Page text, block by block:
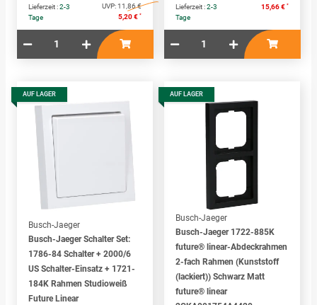
Lieferzeit :2-3
Tage
UVP:11,86 €
5,20 € *
Lieferzeit :2-3
Tage
15,66 € *
AUF LAGER
Busch-Jaeger
Busch-Jaeger Schalter Set:
1786-84 Schalter + 2000/6
US Schalter-Einsatz + 1721-
184K Rahmen Studioweiß
Future Linear
AUF LAGER
Busch-Jaeger
Busch-Jaeger 1722-885K
future® linear-Abdeckrahmen
2-fach Rahmen (Kunststoff
(lackiert)) Schwarz Matt
future® linear